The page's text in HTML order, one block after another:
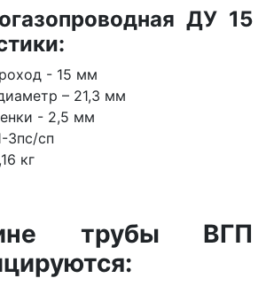
ДУ 15
- 15 мм
– 21,3 мм
- 2,5 мм
3пс/сп
кг
трубы ВГП